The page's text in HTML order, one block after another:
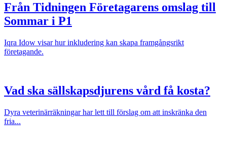
Från Tidningen Företagarens omslag till
Sommar i P1
Iqra Idow visar hur inkludering kan skapa framgångsrikt
företagande.
Vad ska sällskapsdjurens vård få kosta?
Dyra veterinärräkningar har lett till förslag om att inskränka den
fria...